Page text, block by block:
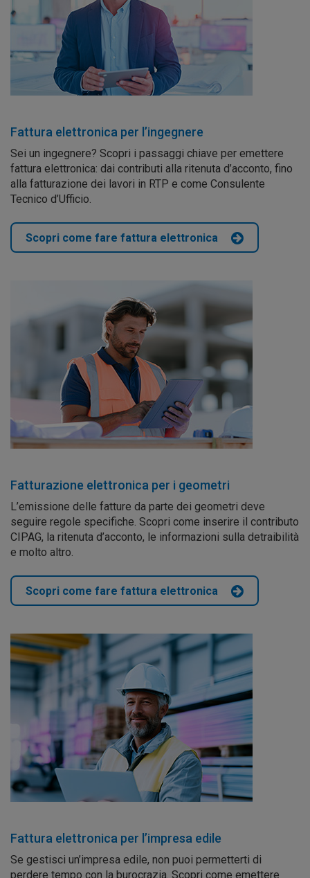
Fattura elettronica per l’ingegnere
Sei un ingegnere? Scopri i passaggi chiave per emettere
fattura elettronica: dai contributi alla ritenuta d’acconto, fino
alla fatturazione dei lavori in RTP e come Consulente
Tecnico d’Ufficio.
Scopri come fare fattura elettronica
Fatturazione elettronica per i geometri
L’emissione delle fatture da parte dei geometri deve
seguire regole specifiche. Scopri come inserire il contributo
CIPAG, la ritenuta d’acconto, le informazioni sulla detraibilità
e molto altro.
Scopri come fare fattura elettronica
Fattura elettronica per l’impresa edile
Se gestisci un’impresa edile, non puoi permetterti di
perdere tempo con la burocrazia. Scopri come emettere